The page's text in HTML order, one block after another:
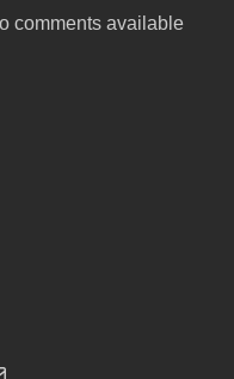
comments available